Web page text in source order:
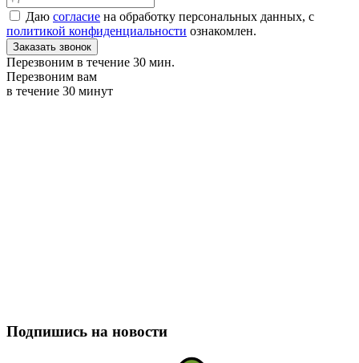
Даю согласие на обработку персональных данных, с
политикой конфиденциальности ознакомлен.
Заказать звонок
Перезвоним в течение 30 мин.
Перезвоним вам
в течение 30 минут
Подпишись на новости